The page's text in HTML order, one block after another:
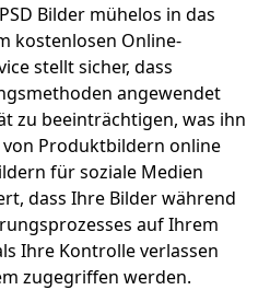
Bilder mühelos in das
kostenlosen Online-
stellt sicher, dass
angewendet
zu beeinträchtigen, was ihn
Produktbildern online
für soziale Medien
dass Ihre Bilder während
auf Ihrem
Ihre Kontrolle verlassen
zugegriffen werden.